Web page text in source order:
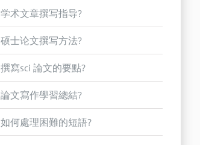
学术文章撰写指导?
硕士论文撰写方法?
撰寫sci 論文的要點?
論文寫作學習總結?
如何處理困難的短語?